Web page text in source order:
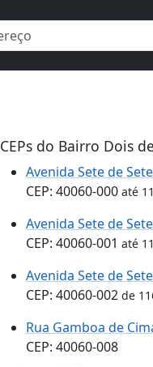
CEPs do Bairro Dois
Avenida Sete de
CEP: 40060-000 até
Avenida Sete de
CEP: 40060-001 até
Avenida Sete de
CEP: 40060-002 de
Rua Gamboa de
CEP: 40060-008